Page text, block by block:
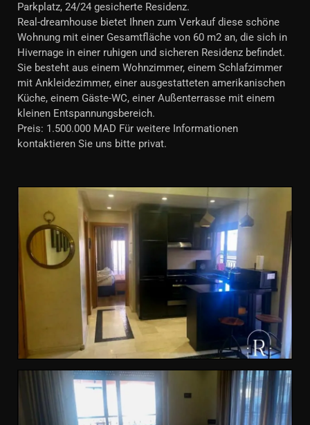
Parkplatz, 24/24 gesicherte Residenz.
Real-dreamhouse bietet Ihnen zum Verkauf diese schöne
Wohnung mit einer Gesamtfläche von 60 m2 an, die sich in
Hivernage in einer ruhigen und sicheren Residenz befindet.
Sie besteht aus einem Wohnzimmer, einem Schlafzimmer
mit Ankleidezimmer, einer ausgestatteten amerikanischen
Küche, einem Gäste-WC, einer Außenterrasse mit einem
kleinen Entspannungsbereich.
Preis: 1.500.000 MAD Für weitere Informationen
kontaktieren Sie uns bitte privat.